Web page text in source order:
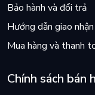
Bảo hành và đổi trả
Hướng dẫn giao nhận
Mua hàng và thanh
Chính sách bán